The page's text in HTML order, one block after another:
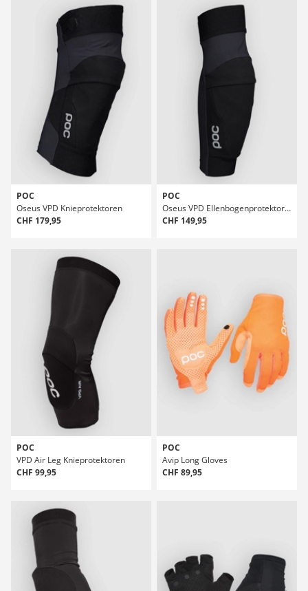
POC
Oseus VPD Knieprotektoren
CHF 179,95
POC
Oseus VPD Ellenbogenprotektoren
CHF 149,95
POC
VPD Air Leg Knieprotektoren
CHF 99,95
POC
Avip Long Gloves
CHF 89,95